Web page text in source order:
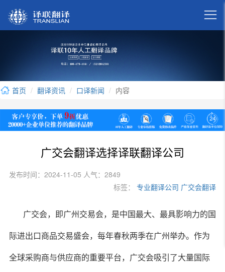

首页 翻译资讯 口译新闻 内容
广交会翻译选择译联翻译公司
发布时间：2024-11-05 人气：2849
标签：
专业翻译公司 广交会翻译
广交会，即广州交易会，是中国最大、最具影响力的国
际进出口商品交易盛会，每年春秋两季在广州举办。作为
全球采购商与供应商的重要平台，广交会吸引了大量国际